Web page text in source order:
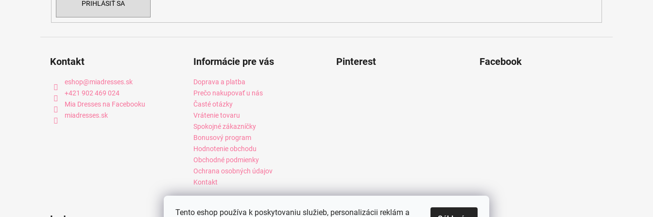
Tento eshop používa k poskytovaniu služieb, personalizácii reklám a
PRIHLÁSIŤ SA
Kontakt
eshop@miadresses.sk
+421 902 469 024
Mia Dresses na Facebooku
miadresses.sk
Informácie pre vás
Doprava a platba
Prečo nakupovať u nás
Časté otázky
Vrátenie tovaru
Spokojné zákazníčky
Bonusový program
Hodnotenie obchodu
Obchodné podmienky
Ochrana osobných údajov
Kontakt
Pinterest Facebook